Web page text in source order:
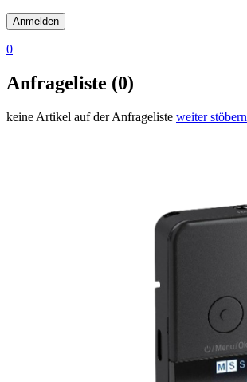
0
Anfrageliste (0)
keine Artikel auf der Anfrageliste weiter stöbern